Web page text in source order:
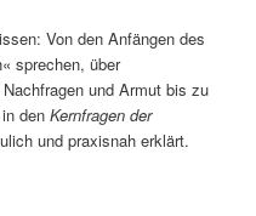
Von den Anfängen des
sprechen, über
und Armut bis zu
in denKernfragen der
und praxisnah erklärt.